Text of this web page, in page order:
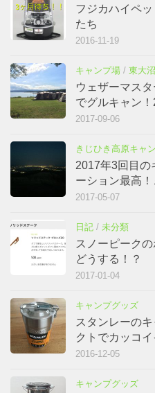
フジカハイペ
たち
2016-11-19
キャンプ場 / 東大
ウェザーマス
でグルキャン
2017-09-06
きじひき高原キャ
2017年3回目の
ーション最高
2017-05-07
日記 / 未分類
スノーピーク
どうする！？
2017-01-04
キャンプグッズ
スタンレーの
クトでカッコイ
2016-12-05
キャンプグッズ